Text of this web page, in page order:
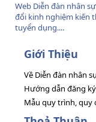
Web Diễn đàn nhân
đổi kinh nghiệm kiến
tuyển dụng....
Giới Thiệu
Về Diễn đàn nhân
Hướng dẫn đăng
Mẫu quy trình, quy